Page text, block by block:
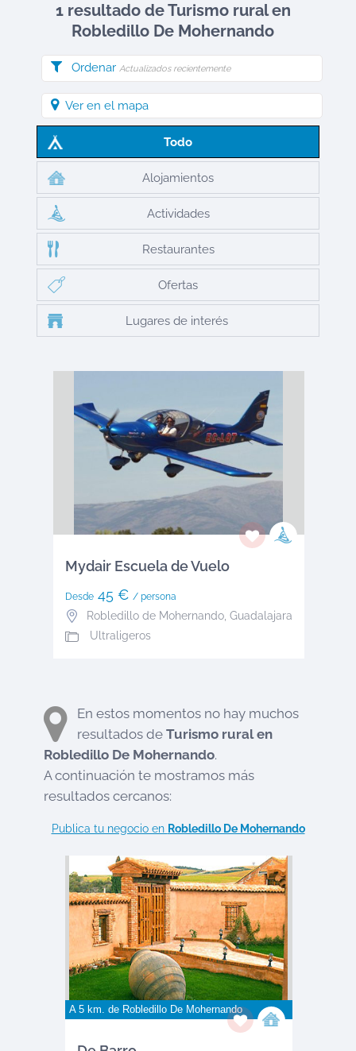
1 resultado de Turismo rural en
Robledillo De Mohernando
Ordenar Actualizados recientemente
Ver en el mapa
Todo
Alojamientos
Actividades
Restaurantes
Ofertas
Lugares de interés
Mydair Escuela de Vuelo
Desde45 € / persona
Robledillo de Mohernando, Guadalajara
Ultraligeros
En estos momentos no hay muchos
resultados de Turismo rural en
Robledillo De Mohernando.
A continuación te mostramos más
resultados cercanos:
Publica tu negocio en Robledillo De Mohernando
A 5 km. de Robledillo De Mohernando